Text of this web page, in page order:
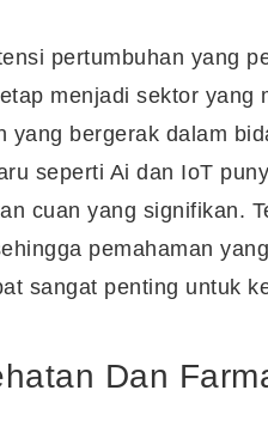
pertumbuhan yang
menjadi sektor yang
yang bergerak dalam
seperti Ai dan IoT
cuan yang signifikan.
pemahaman
sangat penting untuk
Dan